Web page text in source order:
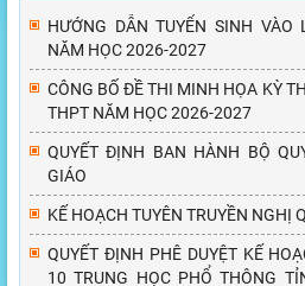
HƯỚNG DẪN TUYỂN SINH
NĂM HỌC 2026-2027
CÔNG BỐ ĐỀ THI MINH HỌA KỲ
THPT NĂM HỌC 2026-2027
QUYẾT ĐỊNH BAN HÀNH BỘ
GIÁO
KẾ HOẠCH TUYÊN TRUYỀN NGHỊ
QUYẾT ĐỊNH PHÊ DUYỆT KẾ
10 TRUNG HỌC PHỔ THÔNG